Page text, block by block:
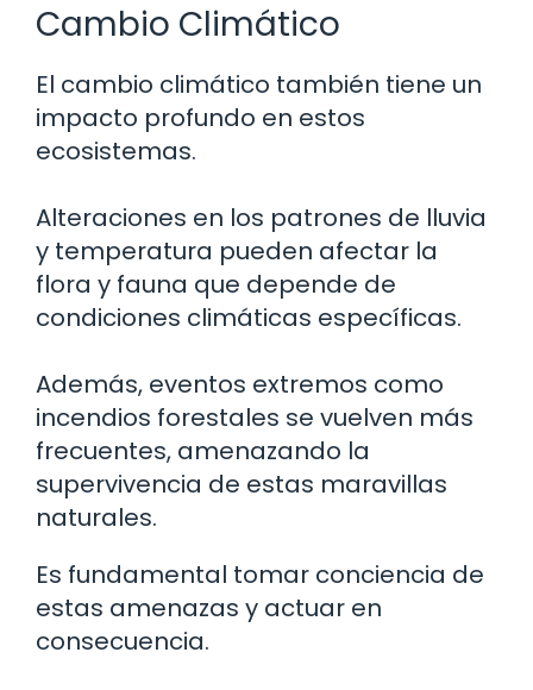
Cambio Climático
El cambio climático también tiene un
impacto profundo en estos
ecosistemas.
Alteraciones en los patrones de lluvia
y temperatura pueden afectar la
flora y fauna que depende de
condiciones climáticas específicas.
Además, eventos extremos como
incendios forestales se vuelven más
frecuentes, amenazando la
supervivencia de estas maravillas
naturales.
Es fundamental tomar conciencia de
estas amenazas y actuar en
consecuencia.